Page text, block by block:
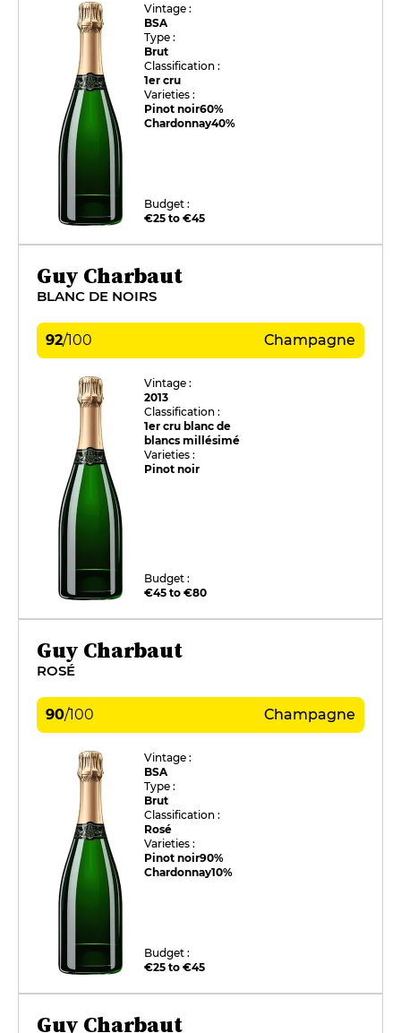
Vintage :
BSA
Type :
Brut
Classification :
1er cru
Varieties :
Pinot noir60%
Chardonnay40%
Budget :
€25 to €45
Guy Charbaut
BLANC DE NOIRS
92/100 Champagne
Vintage :
2013
Classification :
1er cru blanc de
blancs millésimé
Varieties :
Pinot noir
Budget :
€45 to €80
Guy Charbaut
ROSÉ
90/100 Champagne
Vintage :
BSA
Type :
Brut
Classification :
Rosé
Varieties :
Pinot noir90%
Chardonnay10%
Budget :
€25 to €45
Guy Charbaut